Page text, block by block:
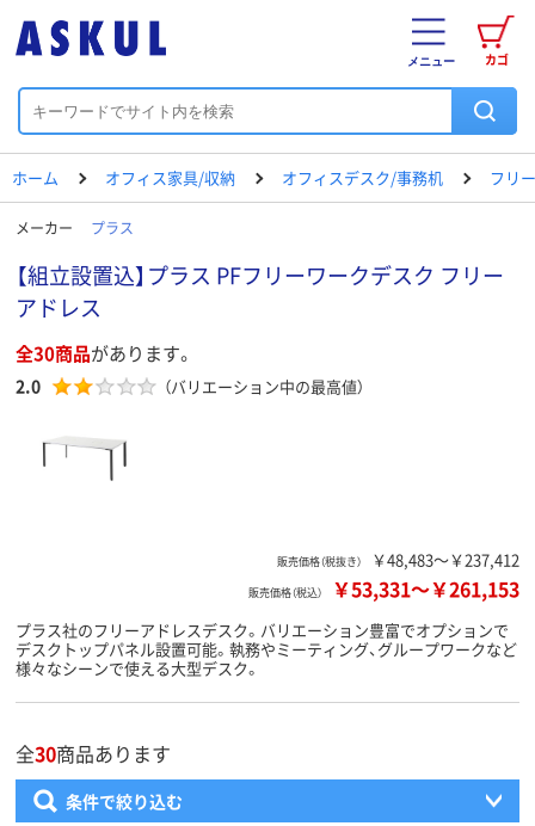
カゴ
メニュー
ホーム オフィス家具/収納 オフィスデスク/事務机 フリ
メーカー プラス
【組立設置込】プラス PFフリーワークデスク フリー
アドレス
全30商品があります。
2.0 （バリエーション中の最高値）
販売価格（税抜き） ￥48,483～￥237,412
販売価格（税込） ￥53,331～￥261,153
プラス社のフリーアドレスデスク。バリエーション豊富でオプションで
デスクトップパネル設置可能。執務やミーティング、グループワークなど
様々なシーンで使える大型デスク。
全30商品あります
条件で絞り込む